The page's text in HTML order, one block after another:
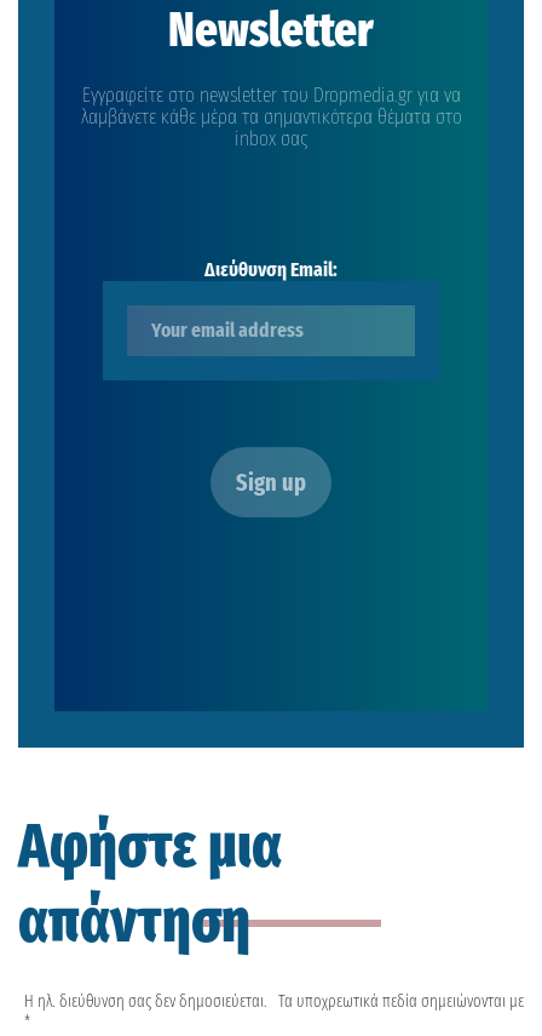
Newsletter
Εγγραφείτε στο newsletter του Dropmedia.gr για να
λαμβάνετε κάθε μέρα τα σημαντικότερα θέματα στο
inbox σας
Διεύθυνση Email:
Αφήστε μια
απάντηση
Η ηλ. διεύθυνση σας δεν δημοσιεύεται. Τα υποχρεωτικά πεδία σημειώνονται με
*